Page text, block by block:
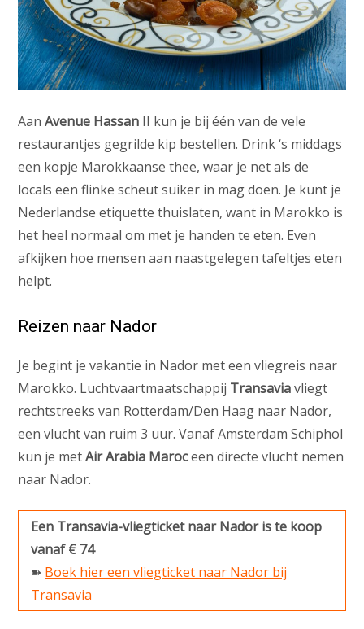
AanAvenue Hassan II kun je bij één van de vele
restaurantjes gegrilde kip bestellen. Drink ‘s middags
een kopje Marokkaanse thee, waar je net als de
locals een flinke scheut suiker in mag doen. Je kunt je
Nederlandse etiquette thuislaten, want in Marokko is
het heel normaal om met je handen te eten. Even
afkijken hoe mensen aan naastgelegen tafeltjes eten
helpt.
Reizen naar Nador
Je begint je vakantie in Nador met een vliegreis naar
Marokko. Luchtvaartmaatschappij Transaviavliegt
rechtstreeks van Rotterdam/Den Haag naar Nador,
een vlucht van ruim 3 uur. Vanaf Amsterdam Schiphol
kun je metAir Arabia Maroceen directe vlucht nemen
naar Nador.
Een Transavia-vliegticket naar Nador is te koop
vanaf € 74
➽ Boek hier een vliegticket naar Nador bij
Transavia